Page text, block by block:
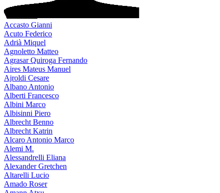
Accasto Gianni
Acuto Federico
Adrià Miquel
Agnoletto Matteo
Agrasar Quiroga Fernando
Aires Mateus Manuel
Ajroldi Cesare
Albano Antonio
Alberti Francesco
Albini Marco
Albisinni Piero
Albrecht Benno
Albrecht Katrin
Alcaro Antonio Marco
Alemi M.
Alessandrelli Eliana
Alexander Gretchen
Altarelli Lucio
Amado Roser